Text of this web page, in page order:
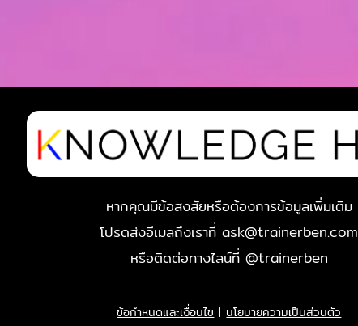
หากคุณมีข้อสงสัยหรือต้องการข้อมูลเพิ่มเติม
โปรดส่งอีเมลถึงเราที่ ask@trainerben.com
หรือติดต่อทางไลน์ที่ @trainerben
ข้อกำหนดและเงื่อนไข | นโยบายความเป็นส่วนตัว